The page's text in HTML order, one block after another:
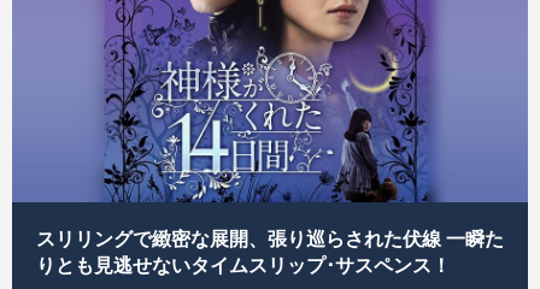
スリリングで緻密な展開、張り巡らされた伏線 一瞬た
りとも見逃せないタイムスリップ･サスペンス！